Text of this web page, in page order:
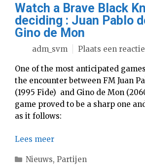
Watch a Brave Black
deciding : Juan Pablo
Gino de Mon
adm_svm Plaats een reactie
One of the most anticipated
the encounter between FM Juan
(1995 Fide) and Gino de Mon
game proved to be a sharp one
as it follows:
Lees meer
Categorieën
Nieuws, Partijen